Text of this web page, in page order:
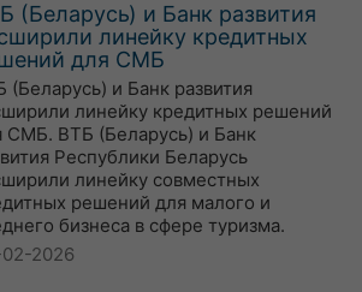
(Беларусь) и Банк развития
линейку кредитных
для СМБ
(Беларусь) и Банк развития
линейку кредитных решений
СМБ. ВТБ (Беларусь) и Банк
Республики Беларусь
линейку совместных
решений для малого и
бизнеса в сфере туризма.
2026